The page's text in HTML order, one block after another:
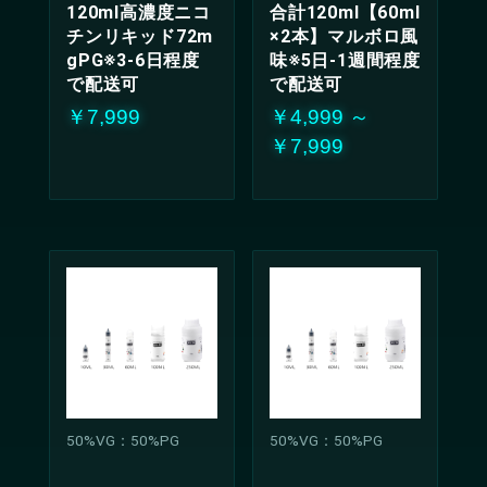
120ml高濃度ニコ
チンリキッド72m
gPG※3-6日程度
で配送可
￥7,999
合計120ml【60ml
×2本】マルボロ風
味※5日-1週間程度
で配送可
￥4,999 ～
￥7,999
50%VG：50%PG 50%VG：50%PG